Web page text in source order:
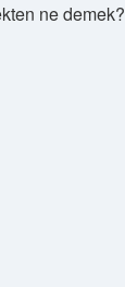
ne demek?